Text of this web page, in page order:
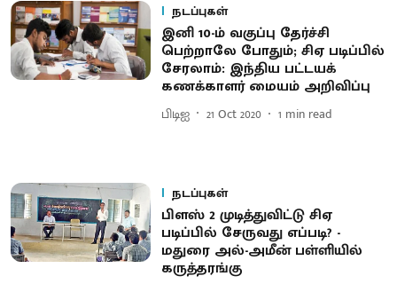
நடப்புகள்
இனி 10-ம் வகுப்பு தேர்ச்சி
பெற்றாலே போதும்; சிஏ படிப்பில்
சேரலாம்: இந்திய பட்டயக்
கணக்காளர் மையம் அறிவிப்பு
பிடிஐ 21 Oct 2020 1 min read
நடப்புகள்
பிளஸ் 2 முடித்துவிட்டு சிஏ
படிப்பில் சேருவது எப்படி? -
மதுரை அல்-அமீன் பள்ளியில்
கருத்தரங்கு